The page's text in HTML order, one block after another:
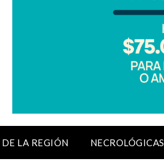
DE LA REGIÓN NECROLÓGICAS